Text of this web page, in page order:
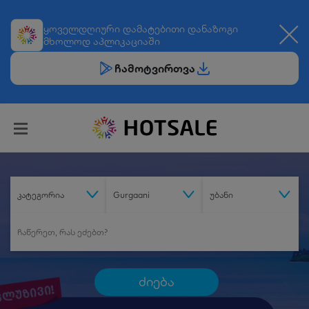
ყოველდღიური დამატებითი დანაზოგი
მხოლოდ აპლიკაციაში
ჩამოტვირთვა
კატეგორია Gurgaani უბანი
ძიება